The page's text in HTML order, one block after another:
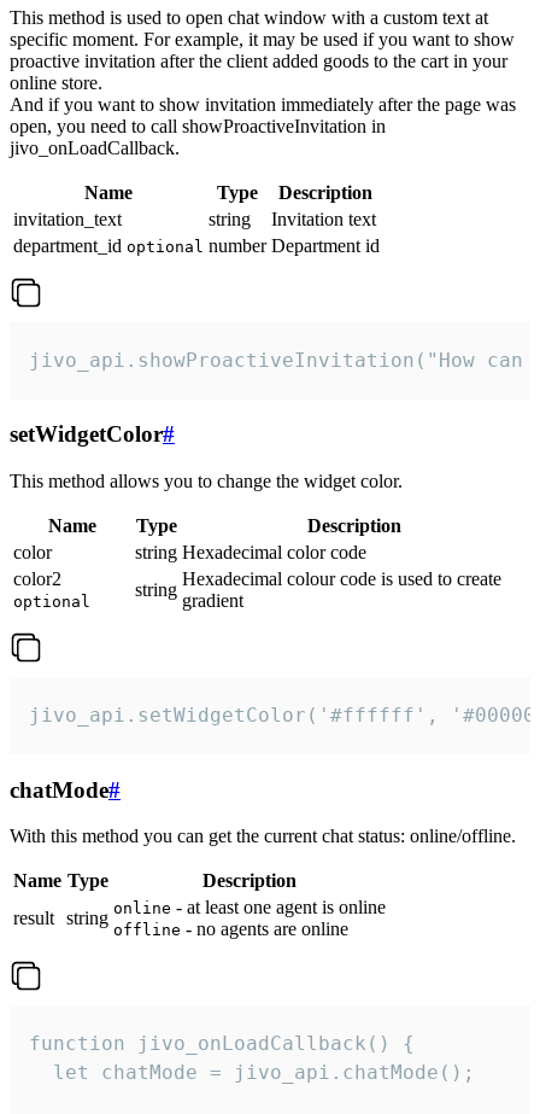
This method is used to open chat window with a custom text at
specific moment. For example, it may be used if you want to show
proactive invitation after the client added goods to the cart in your
online store.
And if you want to show invitation immediately after the page was
open, you need to call showProactiveInvitation in
jivo_onLoadCallback.
Name Type
Description
invitation_text
string
Invitation text
department_id optional number Department id
jivo_api.showProactiveInvitation("How
setWidgetColor#
This method allows you to change the widget color.
Name Type
Description
color
string Hexadecimal color code
color2
optional
string
Hexadecimal colour code is used to create
gradient
jivo_api.setWidgetColor('#ffffff',
chatMode#
With this method you can get the current chat status: online/offline.
Name Type
Description
result string online - at least one agent is online
offline - no agents are online
function jivo_onLoadCallback() {
  let chatMode = jivo_api.chatMode();